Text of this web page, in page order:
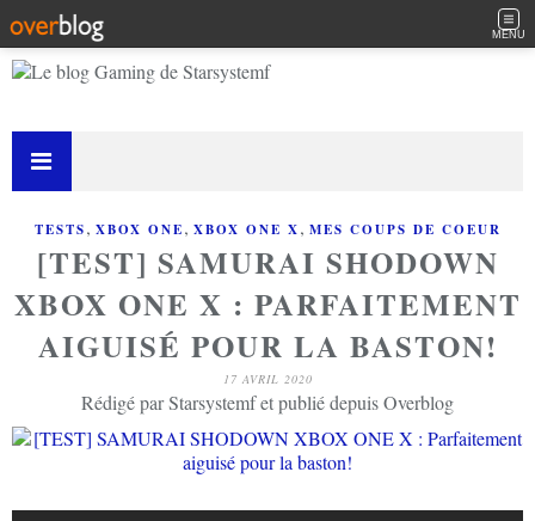
MENU
TESTS, XBOX ONE, XBOX ONE X, MES COUPS DE COEUR
[TEST] SAMURAI SHODOWN
XBOX ONE X : PARFAITEMENT
AIGUISÉ POUR LA BASTON!
17 AVRIL 2020
Rédigé par Starsystemf et publié depuis Overblog